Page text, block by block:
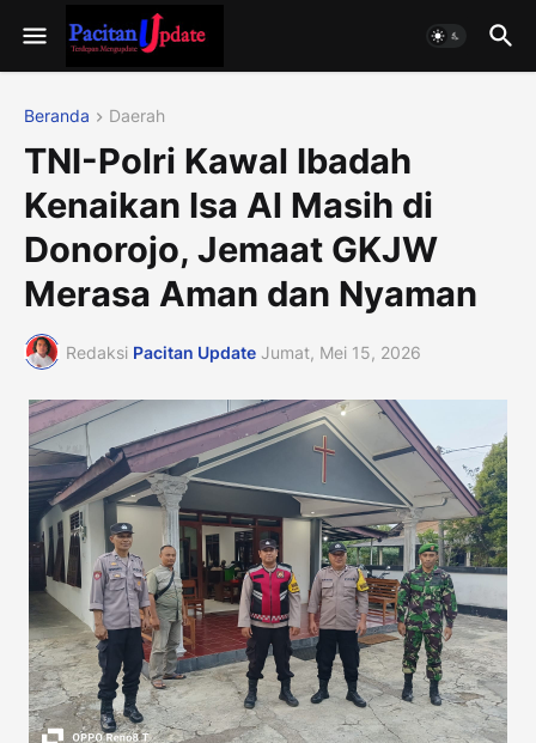
Beranda Daerah
TNI-Polri Kawal Ibadah
Kenaikan Isa Al Masih di
Donorojo, Jemaat GKJW
Merasa Aman dan Nyaman
Redaksi Pacitan Update Jumat, Mei 15, 2026